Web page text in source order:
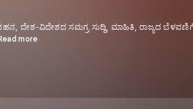
ದೇಶ-ವಿದೇಶದ ಸಮಗ್ರ ಸುದ್ದಿ, ಮಾಹಿತಿ, ರಾಜ್ಯದ
more